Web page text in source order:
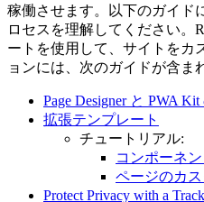
稼働させます。以下のガイド
ロセスを理解してください。
ートを使用して、サイトをカ
ョンには、次のガイドが含ま
Page Designer と PWA
拡張テンプレート
チュートリアル:
コンポーネ
ページのカ
Protect Privacy with a